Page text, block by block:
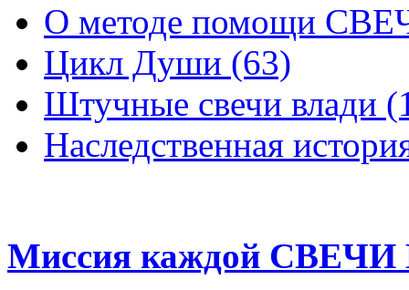
О методе помощи
Цикл Души (63)
Штучные свечи влади
Наследственная
Миссия каждой